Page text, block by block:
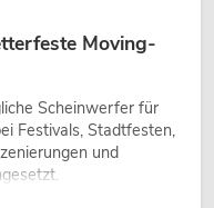
Moving-
Scheinwerfer für
Festivals, Stadtfesten,
und